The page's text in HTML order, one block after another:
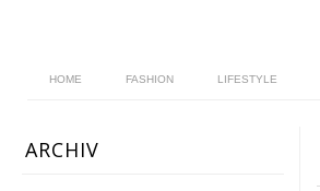
HOME FASHION LIFESTYLE
ARCHIV